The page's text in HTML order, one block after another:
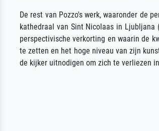
De rest van Pozzo's werk, waaronder de
kathedraal van Sint Nicolaas in
perspectivische verkorting en waarin de
te zetten en het hoge niveau van zijn
de kijker uitnodigen om zich te verliezen